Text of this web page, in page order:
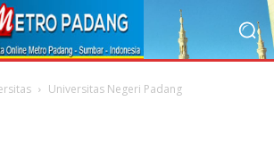
Universitas Negeri Padang